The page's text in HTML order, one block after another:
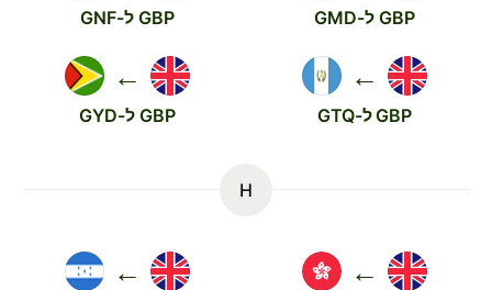
GBP ל-GMD GBP ל-GNF
←
GBP ל-GTQ
←
GBP ל-GYD
H
←
←